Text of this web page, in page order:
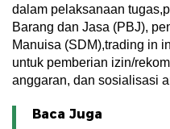
dalam pelaksanaan
Barang dan Jasa (PBJ),
Manuisa (SDM),trading in
untuk pemberian izin/
anggaran, dan sosialisasi
Baca Juga